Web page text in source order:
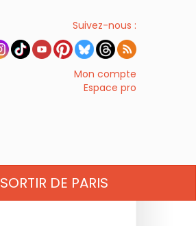
Suivez-nous :
Mon compte
Espace pro
SORTIR DE PARIS